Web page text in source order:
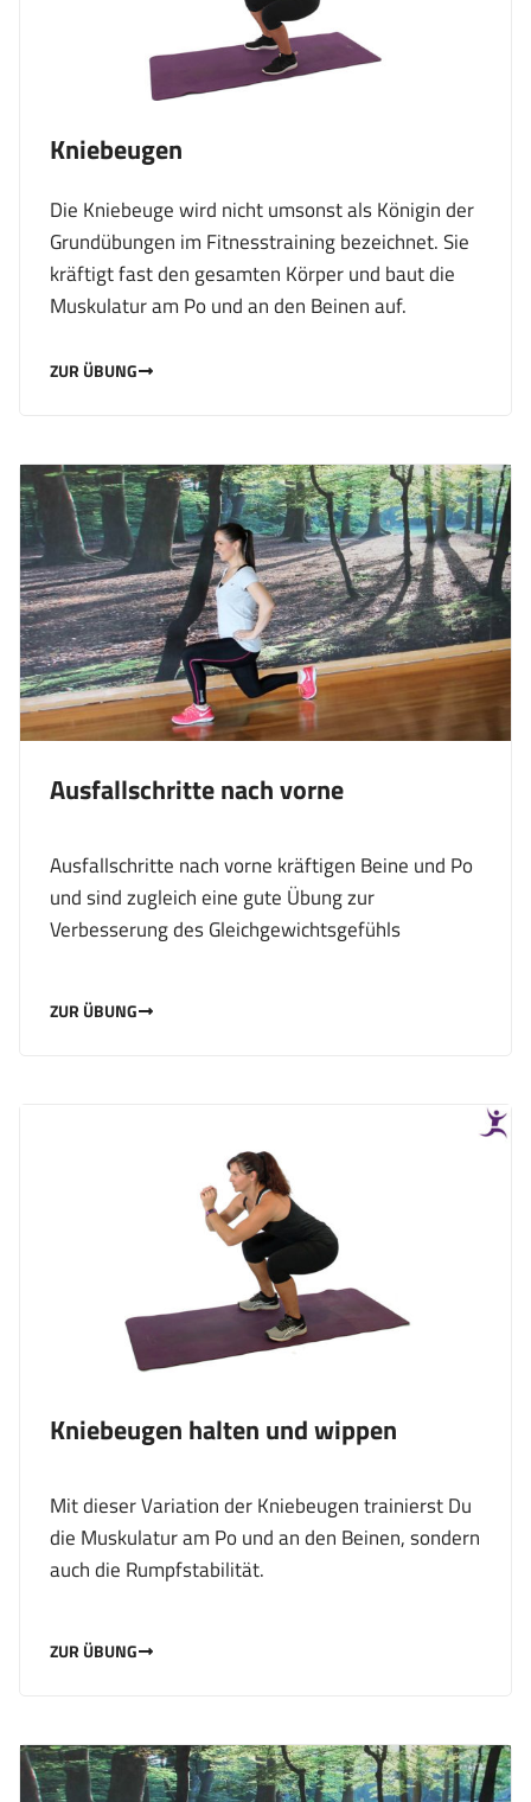
Kniebeugen
Die Kniebeuge wird nicht umsonst als Königin der
Grundübungen im Fitnesstraining bezeichnet. Sie
kräftigt fast den gesamten Körper und baut die
Muskulatur am Po und an den Beinen auf.
ZUR ÜBUNG
Ausfallschritte nach vorne
Ausfallschritte nach vorne kräftigen Beine und Po
und sind zugleich eine gute Übung zur
Verbesserung des Gleichgewichtsgefühls
ZUR ÜBUNG
Kniebeugen halten und wippen
Mit dieser Variation der Kniebeugen trainierst Du
die Muskulatur am Po und an den Beinen, sondern
auch die Rumpfstabilität.
ZUR ÜBUNG